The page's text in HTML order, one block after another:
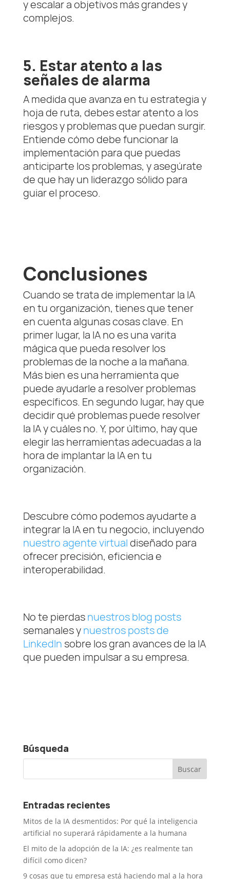
y escalar a objetivos más grandes y
complejos.
5. Estar atento a las
señales de alarma
A medida que avanza en tu estrategia y
hoja de ruta, debes estar atento a los
riesgos y problemas que puedan surgir.
Entiende cómo debe funcionar la
implementación para que puedas
anticiparte los problemas, y asegúrate
de que hay un liderazgo sólido para
guiar el proceso.
Conclusiones
Cuando se trata de implementar la IA
en tu organización, tienes que tener
en cuenta algunas cosas clave. En
primer lugar, la IA no es una varita
mágica que pueda resolver los
problemas de la noche a la mañana.
Más bien es una herramienta que
puede ayudarle a resolver problemas
específicos. En segundo lugar, hay que
decidir qué problemas puede resolver
la IA y cuáles no. Y, por último, hay que
elegir las herramientas adecuadas a la
hora de implantar la IA en tu
organización.
Descubre cómo podemos ayudarte a
integrar la IA en tu negocio, incluyendo
nuestro agente virtualdiseñado para
ofrecer precisión, eficiencia e
interoperabilidad.
No te pierdasnuestros blog posts
semanales ynuestros posts de
LinkedIn sobre los gran avances de la IA
que pueden impulsar a su empresa.
Búsqueda
Entradas recientes
Mitos de la IA desmentidos: Por qué la inteligencia
artificial no superará rápidamente a la humana
El mito de la adopción de la IA: ¿es realmente tan
difícil como dicen?
9 cosas que tu empresa está haciendo mal a la hora